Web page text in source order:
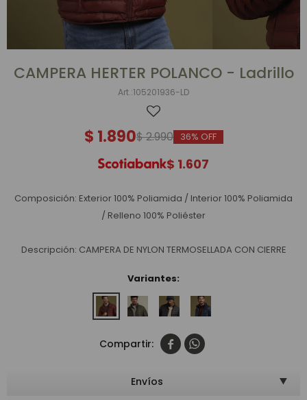
CAMPERA HERTER POLANCO - Ladrillo
105201936-LD
$ 1.890$2.990 36
$ 1.607
Composición: Exterior 100% Poliamida / Interior 100% Poliamida
/ Relleno 100% Poliéster
Descripción: CAMPERA DE NYLON TERMOSELLADA CON CIERRE
Variantes:
 
Envíos